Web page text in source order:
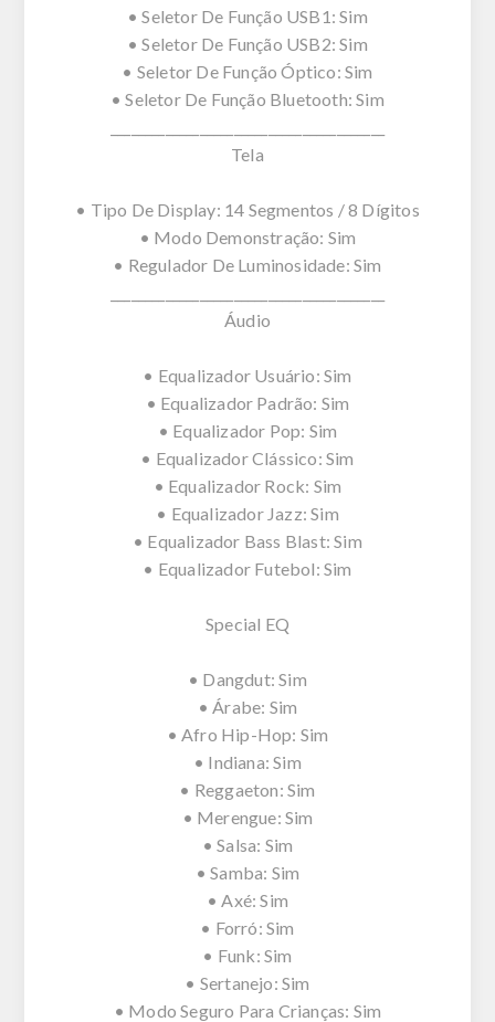
• Seletor De Função USB1: Sim
• Seletor De Função USB2: Sim
• Seletor De Função Óptico: Sim
• Seletor De Função Bluetooth: Sim
Tela
• Tipo De Display: 14 Segmentos / 8 Dígitos
• Modo Demonstração: Sim
• Regulador De Luminosidade: Sim
Áudio
• Equalizador Usuário: Sim
• Equalizador Padrão: Sim
• Equalizador Pop: Sim
• Equalizador Clássico: Sim
• Equalizador Rock: Sim
• Equalizador Jazz: Sim
• Equalizador Bass Blast: Sim
• Equalizador Futebol: Sim
Special EQ
• Dangdut: Sim
• Árabe: Sim
• Afro Hip-Hop: Sim
• Indiana: Sim
• Reggaeton: Sim
• Merengue: Sim
• Salsa: Sim
• Samba: Sim
• Axé: Sim
• Forró: Sim
• Funk: Sim
• Sertanejo: Sim
• Modo Seguro Para Crianças: Sim